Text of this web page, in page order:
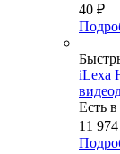
40 ₽
iLexa
Есть
11 974